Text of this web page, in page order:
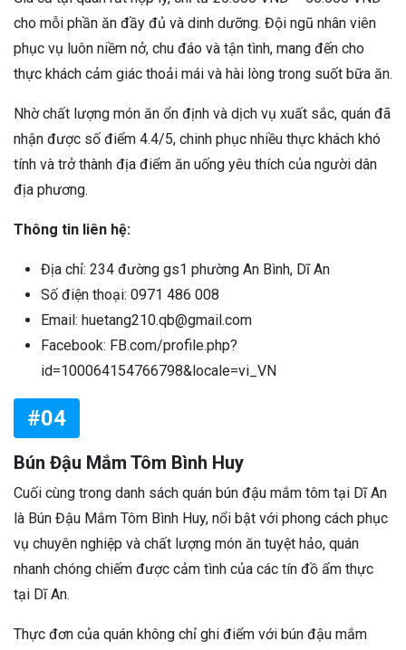
cho mỗi phần ăn đầy đủ và dinh dưỡng. Đội ngũ nhân viên
phục vụ luôn niềm nở, chu đáo và tận tình, mang đến cho
thực khách cảm giác thoải mái và hài lòng trong suốt bữa ăn.
Nhờ chất lượng món ăn ổn định và dịch vụ xuất sắc, quán đã
nhận được số điểm 4.4/5, chinh phục nhiều thực khách khó
tính và trở thành địa điểm ăn uống yêu thích của người dân
địa phương.
Thông tin liên hệ:
Địa chỉ: 234 đường gs1 phường An Bình, Dĩ An
Số điện thoại: 0971 486 008
Email: huetang210.qb@gmail.com
Facebook: FB.com/profile.php?
id=100064154766798&locale=vi_VN
#04
Bún Đậu Mắm Tôm Bình Huy
Cuối cùng trong danh sách quán bún đậu mắm tôm tại Dĩ An
là Bún Đậu Mắm Tôm Bình Huy, nổi bật với phong cách phục
vụ chuyên nghiệp và chất lượng món ăn tuyệt hảo, quán
nhanh chóng chiếm được cảm tình của các tín đồ ẩm thực
tại Dĩ An.
Thực đơn của quán không chỉ ghi điểm với bún đậu mắm